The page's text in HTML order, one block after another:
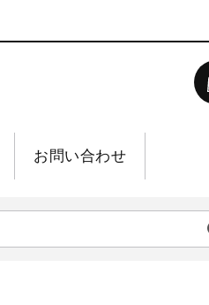
お問い合わせ